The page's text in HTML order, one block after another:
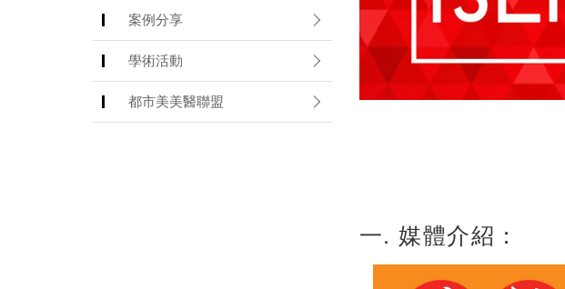
案例分享
學術活動
都市美美醫聯盟
一. 媒體介紹：